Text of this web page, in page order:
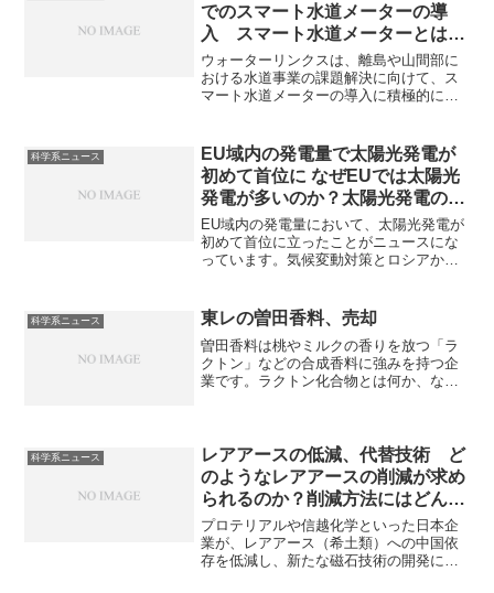
でのスマート水道メーターの導
入 スマート水道メーターとは何
か？なぜ山間部で必要なのか？
ウォーターリンクスは、離島や山間部に
おける水道事業の課題解決に向けて、ス
マート水道メーターの導入に積極的に取
民サービス向上やDX化、省人化などに貢
献可能な技術として注目されています。
特に山間部で必要な理由やスマート水道
メーターの仕組みを知ることができま
す。
科学系ニュース
EU域内の発電量で太陽光発電が
初めて首位に なぜEUでは太陽光
発電が多いのか？太陽光発電の問
題点は何か？
EU域内の発電量において、太陽光発電が
初めて首位に立ったことがニュースにな
っています。気候変動対策とロシアから
新によるコスト低減が進んだ結果、太陽
光発電の導入が加速したものと考えられ
ます。
科学系ニュース 東レの曽田香料、売却
曽田香料は桃やミルクの香りを放つ「ラ
クトン」などの合成香料に強みを持つ企
業です。ラクトン化合物とは何か、なぜ
科学系ニュース
レアアースの低減、代替技術 ど
のようなレアアースの削減が求め
られるのか？削減方法にはどんな
ものがあるのか？
プロテリアルや信越化学といった日本企
業が、レアアース（希土類）への中国依
存を低減し、新たな磁石技術の開発に挑